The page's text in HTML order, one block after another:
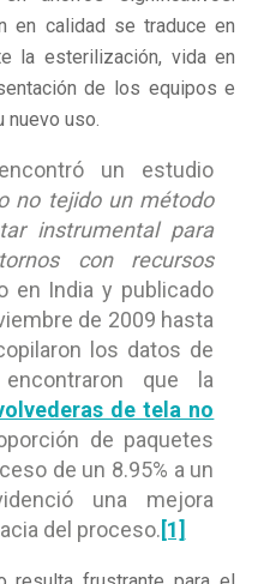
en calidad se traduce en
la esterilización, vida en
de los equipos e
nuevo uso.
un estudio
no tejido un método
instrumental para
con recursos
en India y publicado
de 2009 hasta
los datos de
que la
de tela no
de paquetes
de un 8.95% a un
una mejora
del proceso.[1]